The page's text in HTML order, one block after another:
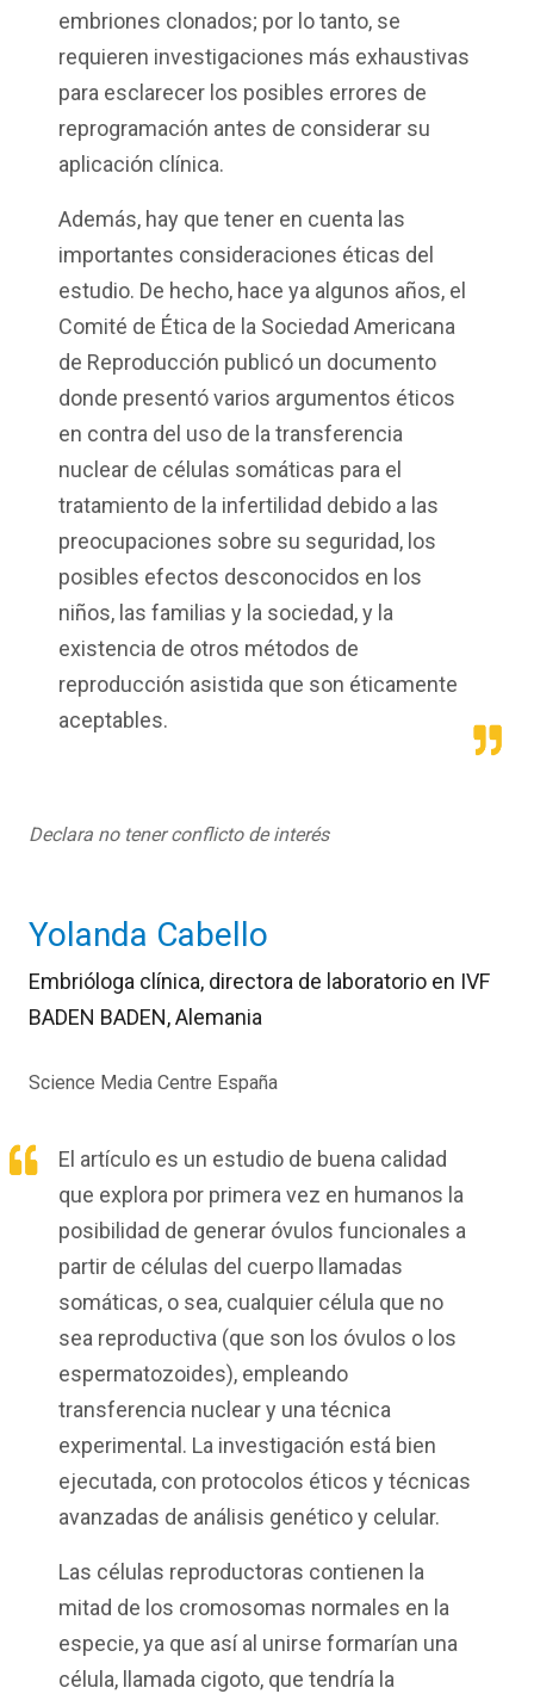
embriones clonados; por lo tanto, se
requieren investigaciones más exhaustivas
para esclarecer los posibles errores de
reprogramación antes de considerar su
aplicación clínica.
Además, hay que tener en cuenta las
importantes consideraciones éticas del
estudio. De hecho, hace ya algunos años, el
Comité de Ética de la Sociedad Americana
de Reproducción publicó un documento
donde presentó varios argumentos éticos
en contra del uso de la transferencia
nuclear de células somáticas para el
tratamiento de la infertilidad debido a las
preocupaciones sobre su seguridad, los
posibles efectos desconocidos en los
niños, las familias y la sociedad, y la
existencia de otros métodos de
reproducción asistida que son éticamente
aceptables.
Declara no tener conflicto de interés
Yolanda Cabello
Embrióloga clínica, directora de laboratorio en IVF
BADEN BADEN, Alemania
Science Media Centre España
El artículo es un estudio de buena calidad
que explora por primera vez en humanos la
posibilidad de generar óvulos funcionales a
partir de células del cuerpo llamadas
somáticas, o sea, cualquier célula que no
sea reproductiva (que son los óvulos o los
espermatozoides), empleando
transferencia nuclear y una técnica
experimental. La investigación está bien
ejecutada, con protocolos éticos y técnicas
avanzadas de análisis genético y celular.
Las células reproductoras contienen la
mitad de los cromosomas normales en la
especie, ya que así al unirse formarían una
célula, llamada cigoto, que tendría la